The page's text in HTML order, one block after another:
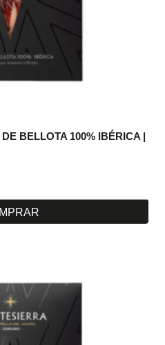
BELLOTA 100% IBÉRICA |